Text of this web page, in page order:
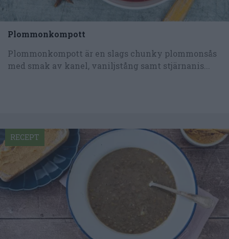
Plommonkompott
Plommonkompott är en slags chunky plommonsås
med smak av kanel, vaniljstång samt stjärnanis...
RECEPT